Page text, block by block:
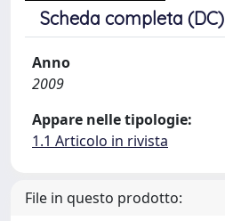
Scheda completa (DC)
Anno
2009
Appare nelle tipologie:
1.1 Articolo in rivista
File in questo prodotto: